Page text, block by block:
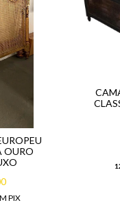
OURO
PIX